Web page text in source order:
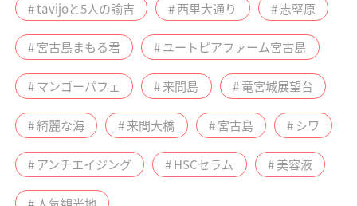
# tavijoと5人の諭吉 # 西里大通り # 志堅原
# 宮古島まもる君 # ユートピアファーム宮古島
# マンゴーパフェ # 来間島 # 竜宮城展望台
# 綺麗な海 # 来間大橋 # 宮古島 # シワ
# アンチエイジング # HSCセラム # 美容液